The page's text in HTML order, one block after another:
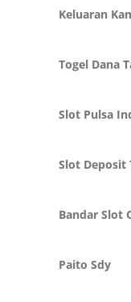
Keluaran
Togel Dana
Slot Pulsa
Slot Deposit
Bandar Slot
Paito Sdy